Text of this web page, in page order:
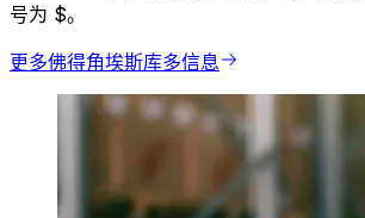
号为 $。
更多佛得角埃斯库多信息